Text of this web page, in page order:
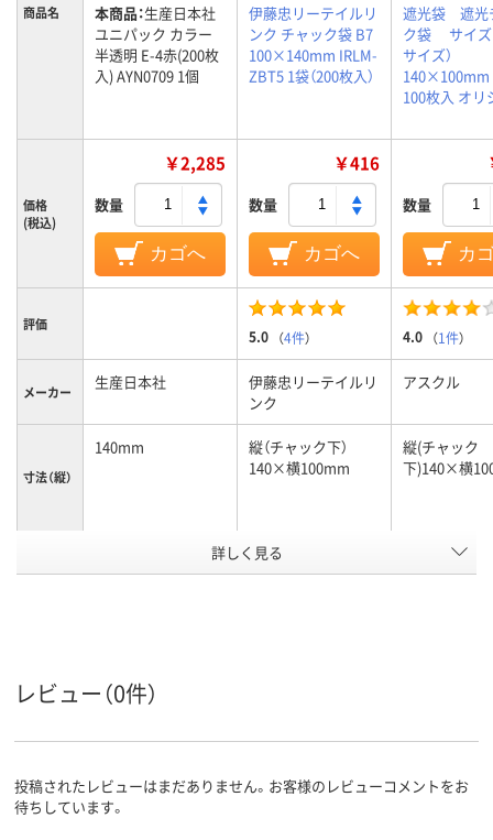
商品名 本商品：生産日本社
ユニパック カラー
半透明 E-4赤(200枚
入) AYN0709 1個
伊藤忠リーテイルリ
ンク チャック袋 B7
100×140mm IRLM-
ZBT5 1袋（200枚入）
遮光袋 遮光
ク袋 サイズ
サイズ）
100枚入 オリ
価格
(税込)
￥2,285
数量
カゴへ
￥416
数量
カゴへ
数量
カ
評価
5.0 （4件） 4.0 （1件）
メーカー 生産日本社
伊藤忠リーテイルリ
ンク
アスクル
寸法（縦）
140mm
縦（チャック下）
140×横100mm
縦(チャック
下)140×横
縦（チャック下）
140×横100mm
縦(チャック
下)140×横
ループ
し）
し）
ポリエチレン、
LDPE（ツルツルタイ
ポリエチレン、
ポリエチレン
詳しく見る
レビュー（0件）
投稿されたレビューはまだありません。お客様のレビューコメントをお
待ちしています。